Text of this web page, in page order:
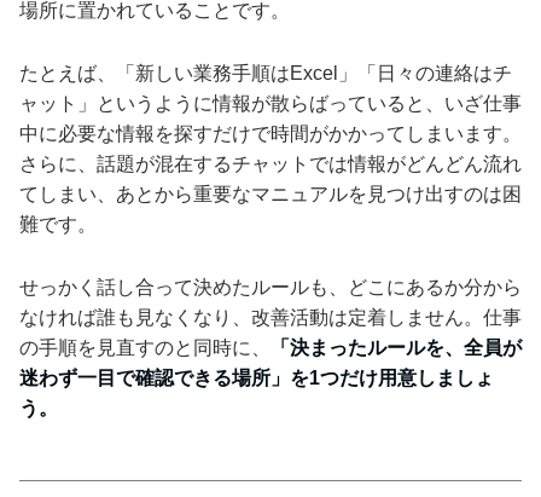
場所に置かれていることです。
たとえば、「新しい業務手順はExcel」「日々の連絡はチ
ャット」というように情報が散らばっていると、いざ仕事
中に必要な情報を探すだけで時間がかかってしまいます。
さらに、話題が混在するチャットでは情報がどんどん流れ
てしまい、あとから重要なマニュアルを見つけ出すのは困
難です。
せっかく話し合って決めたルールも、どこにあるか分から
なければ誰も見なくなり、改善活動は定着しません。仕事
の手順を見直すのと同時に、
「決まったルールを、全員が
迷わず一目で確認できる場所」を1つだけ用意しましょ
う。